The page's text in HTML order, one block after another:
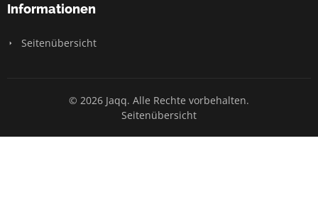
Informationen
Seitenübersicht
© 2026 Jaqq. Alle Rechte vorbehalten.
Seitenübersicht